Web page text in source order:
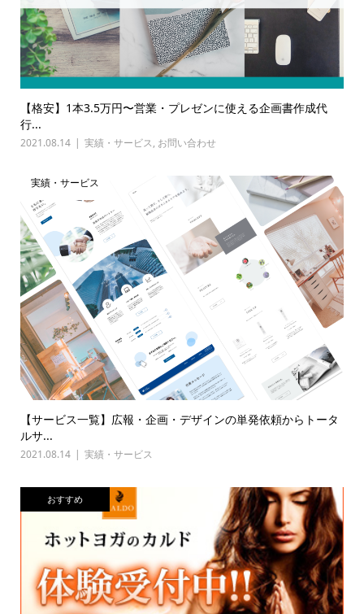
【格安】1本3.5万円〜営業・プレゼンに使える企画書作成代
行...
2021.08.14 実績・サービス, お問い合わせ
実績・サービス
【サービス一覧】広報・企画・デザインの単発依頼からトータ
ルサ...
2021.08.14 実績・サービス
おすすめ